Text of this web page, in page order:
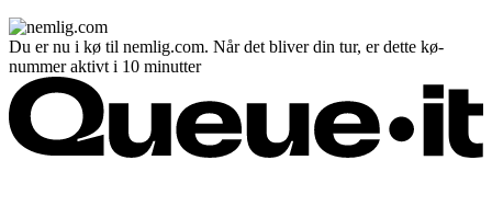
Du er nu i kø til nemlig.com. Når det bliver din tur, er dette kø-
nummer aktivt i 10 minutter